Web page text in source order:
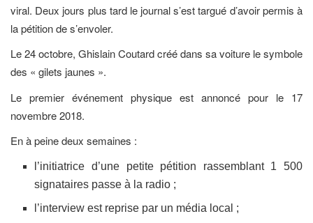
viral. Deux jours plus tard le journal s’est targué d’avoir permis à
la pétition de s’envoler.
Le 24 octobre, Ghislain Coutard créé dans sa voiture le symbole
des « gilets jaunes ».
Le premier événement physique est annoncé pour le 17
novembre 2018.
En à peine deux semaines :
l’initiatrice d’une petite pétition rassemblant 1 500
signataires passe à la radio ;
l’interview est reprise par un média local ;